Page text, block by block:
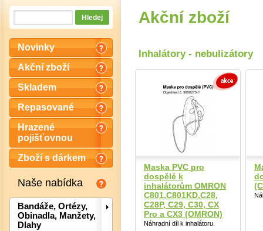
Novinky
Akční zboží
Skladem
Repasované
Hrazené
pojišťovnou
Zboží s dárkem
Naše nabídka
Bandáže, Ortézy,
Obinadla, Manžety,
Dlahy
Akční zboží
Inhalátory - nebulizátory
Maska PVC pro
dospělé k
inhalátorům OMRON
C801,C801KD,C28,
C28P, C29, C30, CX
Pro a CX3 (OMRON)
Náhradní díl k inhalátoru.